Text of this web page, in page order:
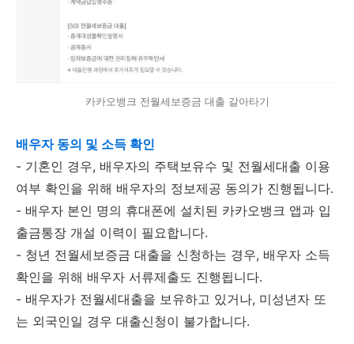
카카오뱅크 전월세보증금 대출 갈아타기
배우자 동의 및 소득 확인
- 기혼인 경우, 배우자의 주택보유수 및 전월세대출 이용
여부 확인을 위해 배우자의 정보제공 동의가 진행됩니다.
- 배우자 본인 명의 휴대폰에 설치된 카카오뱅크 앱과 입
출금통장 개설 이력이 필요합니다.
- 청년 전월세보증금 대출을 신청하는 경우, 배우자 소득
확인을 위해 배우자 서류제출도 진행됩니다.
- 배우자가 전월세대출을 보유하고 있거나, 미성년자 또
는 외국인일 경우 대출신청이 불가합니다.